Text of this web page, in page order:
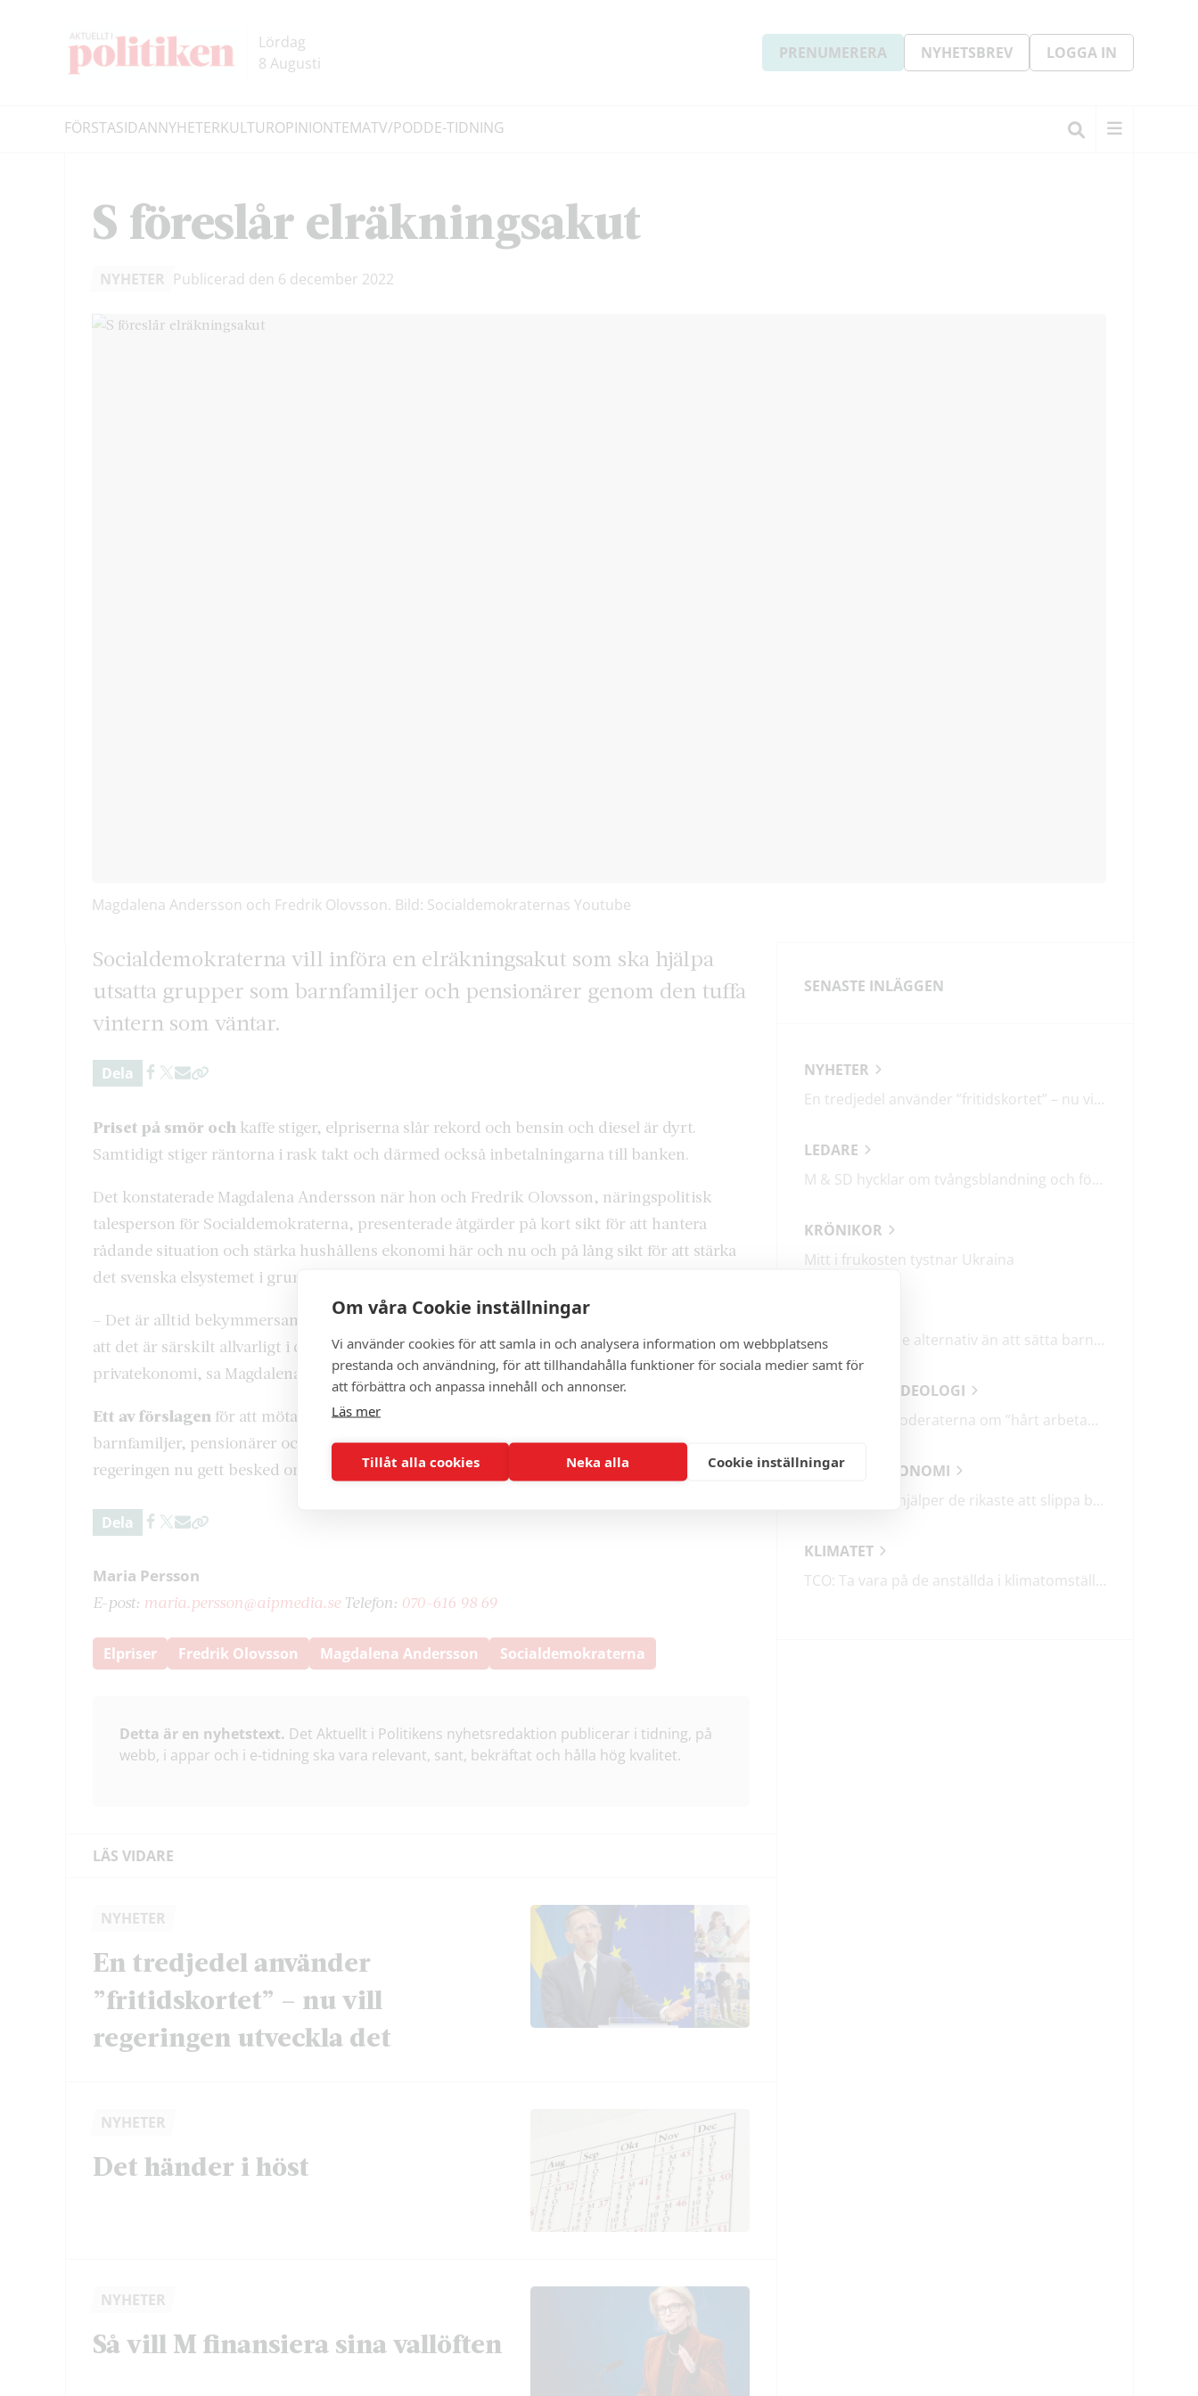
Om våra Cookie inställningar
Vi använder cookies för att samla in och analysera information om webbplatsens
prestanda och användning, för att tillhandahålla funktioner för sociala medier samt för
att förbättra och anpassa innehåll och annonser.
Läs mer
Tillåt alla cookies Neka alla Cookie inställningar
Lördag
8 Augusti
PRENUMERERA NYHETSBREV LOGGA IN
FÖRSTASIDANNYHETERKULTUROPINIONTEMATV/PODDE-TIDNING
S föreslår elräkningsakut
NYHETER Publicerad den 6 december 2022
Magdalena Andersson och Fredrik Olovsson. Bild: Socialdemokraternas Youtube
Socialdemokraterna vill införa en elräkningsakut som ska hjälpa
utsatta grupper som barnfamiljer och pensionärer genom den tuffa
vintern som väntar.
Dela
Priset på smör och kaffe stiger, elpriserna slår rekord och bensin och diesel är dyrt.
Samtidigt stiger räntorna i rask takt och därmed också inbetalningarna till banken.
Det konstaterade Magdalena Andersson när hon och Fredrik Olovsson, näringspolitisk
talesperson för Socialdemokraterna, presenterade åtgärder på kort sikt för att hantera
rådande situation och stärka hushållens ekonomi här och nu och på lång sikt för att stärka
det svenska elsystemet i grunden.
– Det är alltid bekymmersamt när en regering sviker så tydliga vallöften. Men det är klart
att det är särskilt allvarligt i det här läget när hushållen har det väldigt tufft med sin
privatekonomi, sa Magdalena Andersson under pressträffen.
Ett av förslagen för att möta den svåra situationen är en elräkningsakut som ska stötta
barnfamiljer, pensionärer och andra genom en tuff vinter. Detta är extra viktigt när
regeringen nu gett besked om att det inte blir något elstöd förrän tidigast i februari.
Dela
Maria Persson
E-post: maria.persson@aipmedia.seTelefon: 070-616 98 69
Elpriser Fredrik Olovsson Magdalena Andersson Socialdemokraterna
Detta är en nyhetstext. Det Aktuellt i Politikens nyhetsredaktion publicerar i tidning, på
webb, i appar och i e-tidning ska vara relevant, sant, bekräftat och hålla hög kvalitet.
LÄS VIDARE
NYHETER
En tredjedel använder
”fritidskortet” – nu vill
regeringen utveckla det
NYHETER
Det händer i höst
NYHETER
Så vill M finansiera sina vallöften
SENASTE INLÄGGEN
NYHETER
En tredjedel använder ”fritidskortet” – nu vill regeringen utveckla det
LEDARE
M & SD hycklar om tvångsblandning och förvärrar segregationen
KRÖNIKOR
Mitt i frukosten tystnar Ukraina
Det finns bättre alternativ än att sätta barn i fängelse
ANALYSER & IDEOLOGI
Därför talar Moderaterna om ”hårt arbetande människor”
SAMHÄLLSEKONOMI
Holdingbolag hjälper de rikaste att slippa betala miljarder i skatt
KLIMATET
TCO: Ta vara på de anställda i klimatomställningen